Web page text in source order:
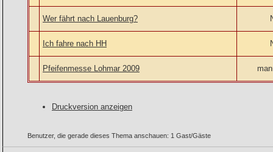
Wer fährt nach Lauenburg?
Ich fahre nach HH
Pfeifenmesse Lohmar 2009
Druckversion anzeigen
Benutzer, die gerade dieses Thema anschauen: 1 Gast/Gäste